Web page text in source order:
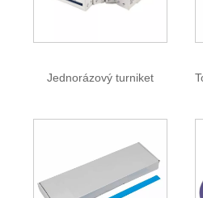
Jednorázový turniket